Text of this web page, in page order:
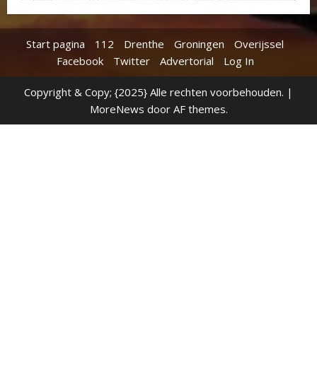
Start pagina 112 Drenthe Groningen
Overijssel
Facebook
Twitter Advertorial Log In
Copyright & Copy; {2025} Alle rechten voorbehouden. |
MoreNews door AF themes.